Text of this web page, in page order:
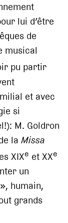
lui d’être
de
musical
pu partir
et avec
si
M. Goldron
laMissa
XIXe et XXe
un
humain,
grands